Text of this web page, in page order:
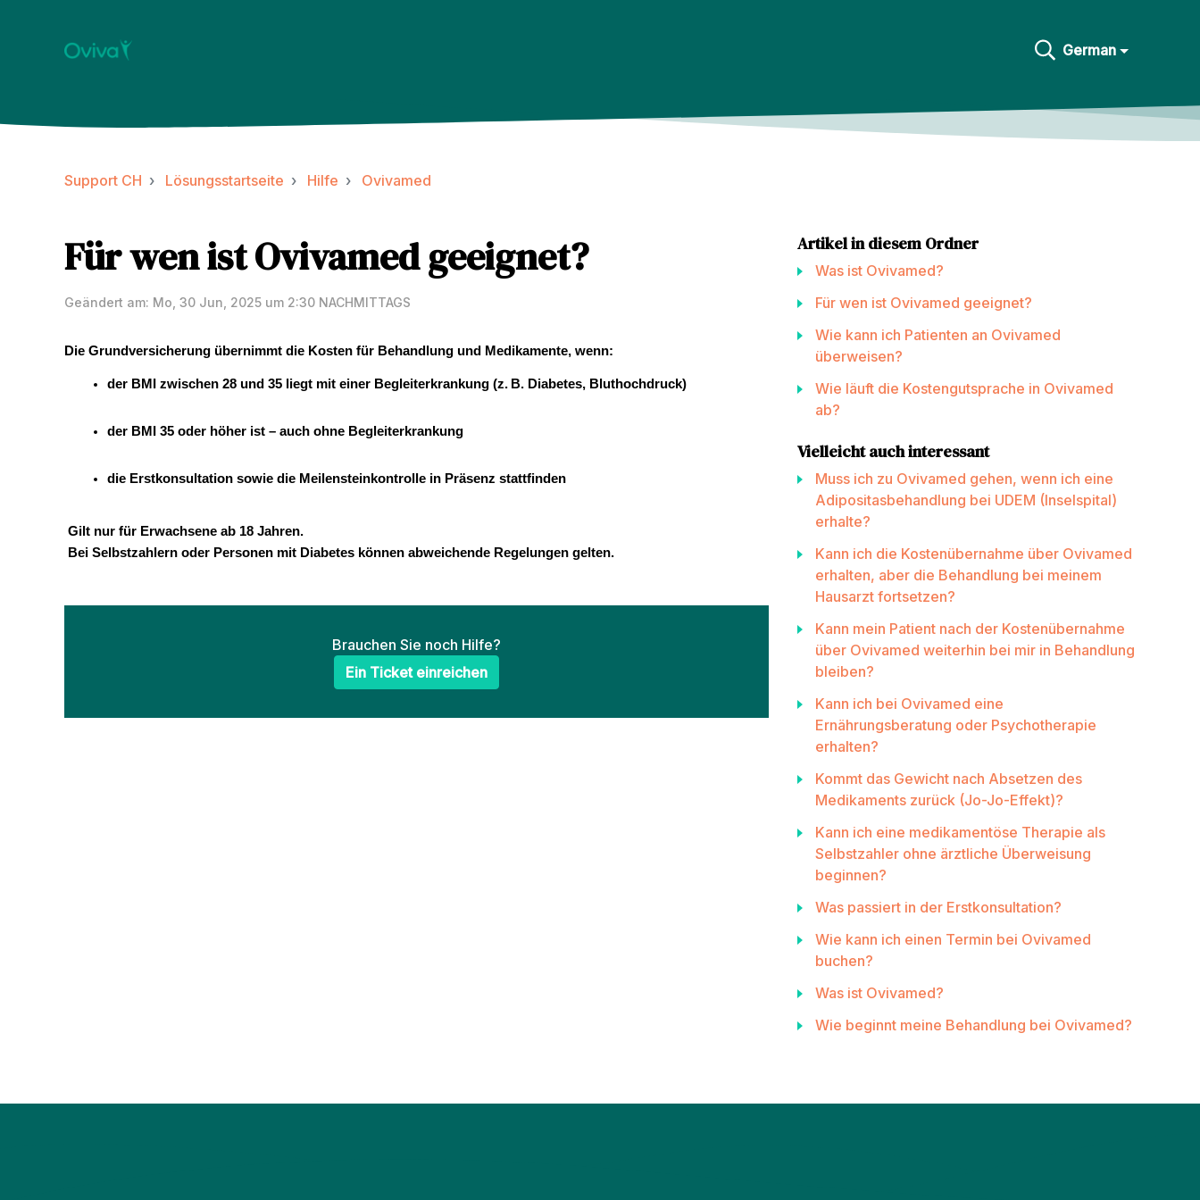
German
Support CH Lösungsstartseite Hilfe Ovivamed
Für wen ist Ovivamed geeignet?
Geändert am: Mo, 30 Jun, 2025 um 2:30 NACHMITTAGS
Die Grundversicherung übernimmt die Kosten für Behandlung und Medikamente, wenn:
der BMI zwischen 28 und 35 liegt mit einer Begleiterkrankung (z. B. Diabetes, Bluthochdruck)
der BMI 35 oder höher ist – auch ohne Begleiterkrankung
die Erstkonsultation sowie die Meilensteinkontrolle in Präsenz stattfinden
Gilt nur für Erwachsene ab 18 Jahren.
Bei Selbstzahlern oder Personen mit Diabetes können abweichende Regelungen gelten.
Brauchen Sie noch Hilfe?
Ein Ticket einreichen
Artikel in diesem Ordner
Was ist Ovivamed?
Für wen ist Ovivamed geeignet?
Wie kann ich Patienten an Ovivamed
überweisen?
Wie läuft die Kostengutsprache in Ovivamed
ab?
Vielleicht auch interessant
Muss ich zu Ovivamed gehen, wenn ich eine
Adipositasbehandlung bei UDEM (Inselspital)
erhalte?
Kann ich die Kostenübernahme über Ovivamed
erhalten, aber die Behandlung bei meinem
Hausarzt fortsetzen?
Kann mein Patient nach der Kostenübernahme
über Ovivamed weiterhin bei mir in Behandlung
bleiben?
Kann ich bei Ovivamed eine
Ernährungsberatung oder Psychotherapie
erhalten?
Kommt das Gewicht nach Absetzen des
Medikaments zurück (Jo-Jo-Effekt)?
Kann ich eine medikamentöse Therapie als
Selbstzahler ohne ärztliche Überweisung
beginnen?
Was passiert in der Erstkonsultation?
Wie kann ich einen Termin bei Ovivamed
buchen?
Was ist Ovivamed?
Wie beginnt meine Behandlung bei Ovivamed?